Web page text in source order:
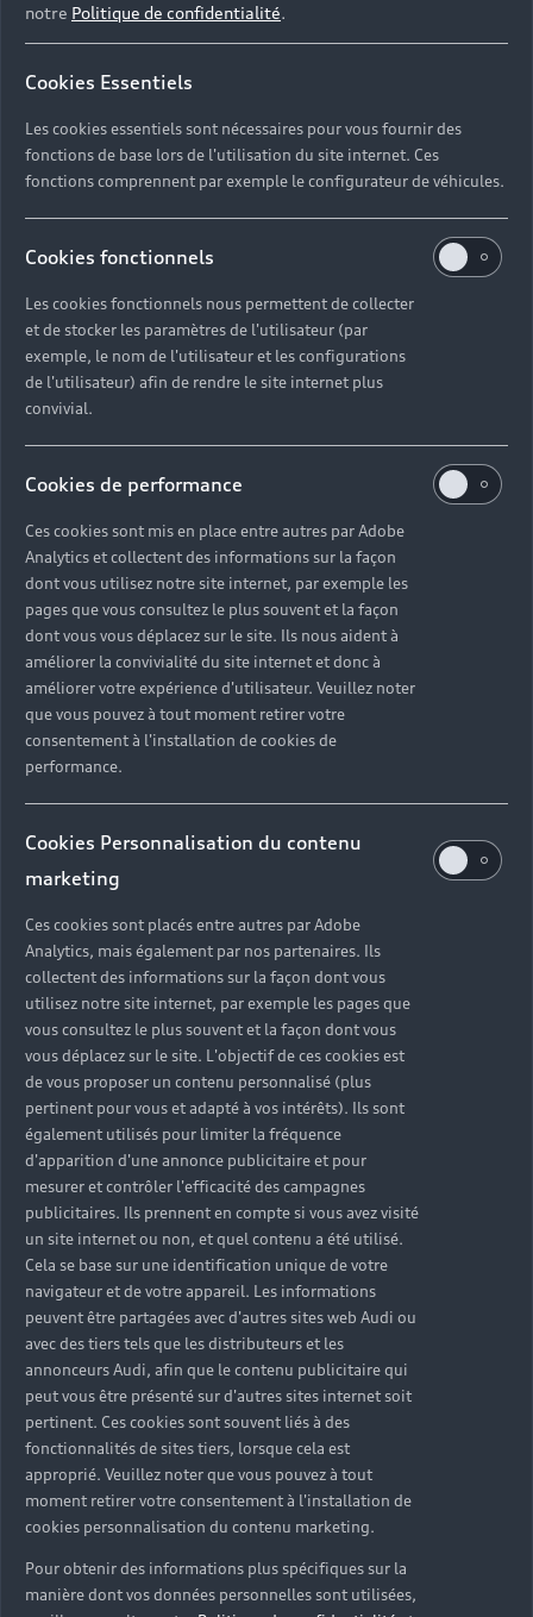
notre Politique de confidentialité.
Cookies Essentiels
Les cookies essentiels sont nécessaires pour vous fournir des
fonctions de base lors de l'utilisation du site internet. Ces
fonctions comprennent par exemple le configurateur de véhicules.
Cookies fonctionnels
Les cookies fonctionnels nous permettent de collecter
et de stocker les paramètres de l'utilisateur (par
exemple, le nom de l'utilisateur et les configurations
de l'utilisateur) afin de rendre le site internet plus
convivial.
Cookies de performance
Ces cookies sont mis en place entre autres par Adobe
Analytics et collectent des informations sur la façon
dont vous utilisez notre site internet, par exemple les
pages que vous consultez le plus souvent et la façon
dont vous vous déplacez sur le site. Ils nous aident à
améliorer la convivialité du site internet et donc à
améliorer votre expérience d'utilisateur. Veuillez noter
que vous pouvez à tout moment retirer votre
consentement à l'installation de cookies de
performance.
Cookies Personnalisation du contenu
marketing
Ces cookies sont placés entre autres par Adobe
Analytics, mais également par nos partenaires. Ils
collectent des informations sur la façon dont vous
utilisez notre site internet, par exemple les pages que
vous consultez le plus souvent et la façon dont vous
vous déplacez sur le site. L'objectif de ces cookies est
de vous proposer un contenu personnalisé (plus
pertinent pour vous et adapté à vos intérêts). Ils sont
également utilisés pour limiter la fréquence
d'apparition d'une annonce publicitaire et pour
mesurer et contrôler l'efficacité des campagnes
publicitaires. Ils prennent en compte si vous avez visité
un site internet ou non, et quel contenu a été utilisé.
Cela se base sur une identification unique de votre
navigateur et de votre appareil. Les informations
peuvent être partagées avec d'autres sites web Audi ou
avec des tiers tels que les distributeurs et les
annonceurs Audi, afin que le contenu publicitaire qui
peut vous être présenté sur d'autres sites internet soit
pertinent. Ces cookies sont souvent liés à des
fonctionnalités de sites tiers, lorsque cela est
approprié. Veuillez noter que vous pouvez à tout
moment retirer votre consentement à l'installation de
cookies personnalisation du contenu marketing.
Pour obtenir des informations plus spécifiques sur la
manière dont vos données personnelles sont utilisées,